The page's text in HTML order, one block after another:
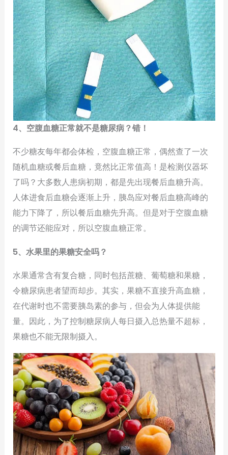
4、空腹血糖正常就不是糖尿病？错！
不少糖友每年都会体检，空腹血糖正常，偶然查了一次
随机血糖或餐后血糖，竟然比正常值高！是检测仪器坏
了吗？大多数人患病初期，都是先出现餐后血糖升高。
人体进食后血糖会逐渐上升，胰岛应对餐后血糖高峰的
能力下降了，所以餐后血糖先升高。但是对于空腹血糖
的调节还能应对，所以空腹血糖正常。
5、水果里的果糖安全吗？
水果通常含有复合糖，同时包括蔗糖、葡萄糖和果糖，
令糖尿病患者望而却步。其实，果糖不直接升高血糖，
在代谢时也不需要胰岛素的参与，但会为人体提供能
量。因此，为了控制糖尿病人每日摄入总热量不超标，
果糖也不能无限制摄入。